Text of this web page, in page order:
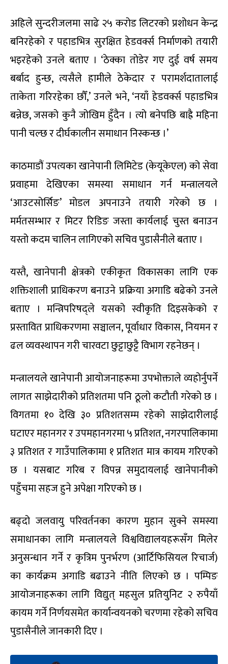
अहिले सुन्दरीजलमा साढे २५ करोड लिटरको प्रशोधन केन्द्र
बनिरहेको र पहाडभित्र सुरक्षित हेडवर्क्स निर्माणको तयारी
भइरहेको उनले बताए । ‘ठेक्का तोडेर गए दुई वर्ष समय
बर्बाद हुन्छ, त्यसैले हामीले ठेकेदार र परामर्शदातालाई
ताकेता गरिरहेका छौँ,’ उनले भने, ‘नयाँ हेडवर्क्स पहाडभित्र
बन्नेछ, जसको कुनै जोखिम हुँदैन । त्यो बनेपछि बाह्रै महिना
पानी चल्छ र दीर्घकालीन समाधान निस्कन्छ ।’
काठमाडौं उपत्यका खानेपानी लिमिटेड (केयूकेएल) को सेवा
प्रवाहमा देखिएका समस्या समाधान गर्न मन्त्रालयले
‘आउटसोर्सिङ’ मोडल अपनाउने तयारी गरेको छ ।
मर्मतसम्भार र मिटर रिडिङ जस्ता कार्यलाई चुस्त बनाउन
यस्तो कदम चालिन लागिएको सचिव पुडासैनीले बताए ।
यस्तै, खानेपानी क्षेत्रको एकीकृत विकासका लागि एक
शक्तिशाली प्राधिकरण बनाउने प्रक्रिया अगाडि बढेको उनले
बताए । मन्त्रिपरिषद्ले यसको स्वीकृति दिइसकेको र
प्रस्तावित प्राधिकरणमा सञ्चालन, पूर्वाधार विकास, नियमन र
ढल व्यवस्थापन गरी चारवटा छुट्टाछुट्टै विभाग रहनेछन् ।
मन्त्रालयले खानेपानी आयोजनाहरूमा उपभोक्ताले व्यहोर्नुपर्ने
लागत साझेदारीको प्रतिशतमा पनि ठूलो कटौती गरेको छ ।
विगतमा १० देखि ३० प्रतिशतसम्म रहेको साझेदारीलाई
घटाएर महानगर र उपमहानगरमा ५ प्रतिशत, नगरपालिकामा
३ प्रतिशत र गाउँपालिकामा १ प्रतिशत मात्र कायम गरिएको
छ । यसबाट गरिब र विपन्न समुदायलाई खानेपानीको
पहुँचमा सहज हुने अपेक्षा गरिएको छ ।
बढ्दो जलवायु परिवर्तनका कारण मुहान सुक्ने समस्या
समाधानका लागि मन्त्रालयले विश्वविद्यालयहरूसँग मिलेर
अनुसन्धान गर्ने र कृत्रिम पुनर्भरण (आर्टिफिसियल रिचार्ज)
का कार्यक्रम अगाडि बढाउने नीति लिएको छ । पम्पिङ
आयोजनाहरूका लागि विद्युत् महसुल प्रतियुनिट २ रुपैयाँ
कायम गर्ने निर्णयसमेत कार्यान्वयनको चरणमा रहेको सचिव
पुडासैनीले जानकारी दिए ।